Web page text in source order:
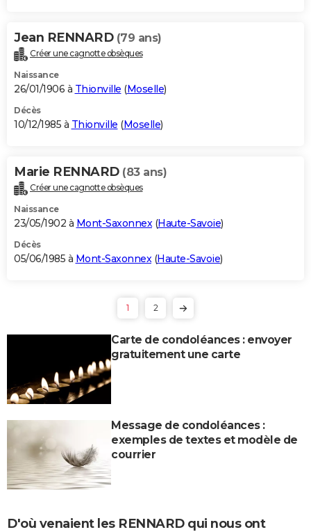
Jean RENNARD (79 ans)
Créer une cagnotte obsèques
Naissance
26/01/1906 à Thionville (Moselle)
Décès
10/12/1985 à Thionville (Moselle)
Marie RENNARD (83 ans)
Créer une cagnotte obsèques
Naissance
23/05/1902 à Mont-Saxonnex (Haute-Savoie)
Décès
05/06/1985 à Mont-Saxonnex (Haute-Savoie)
1 2
Carte de condoléances : envoyer
gratuitement une carte
Message de condoléances :
exemples de textes et modèle de
courrier
D'où venaient les RENNARD qui nous ont